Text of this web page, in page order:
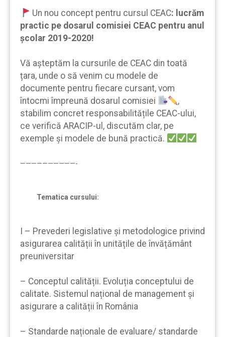
Un nou concept pentru cursul CEAC: lucrăm
practic pe dosarul comisiei CEAC pentru anul
școlar 2019-2020!
Vă aşteptăm la cursurile de CEAC din toată
țara, unde o să venim cu modele de
documente pentru fiecare cursant, vom
întocmi împreună dosarul comisiei
,
stabilim concret responsabilitățile CEAC-ului,
ce verifică ARACIP-ul, discutăm clar, pe
exemple şi modele de bună practică.
——————————-
Tematica cursului:
I – Prevederi legislative și metodologice privind
asigurarea calității în unitățile de învățământ
preuniversitar
– Conceptul calității. Evoluția conceptului de
calitate. Sistemul național de management și
asigurare a calității în România
– Standarde naționale de evaluare/ standarde